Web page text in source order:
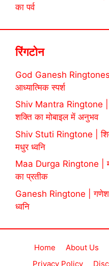
का पर्व
रिंगटोन
God Ganesh Ringtones
आध्यात्मिक स्पर्श
Shiv Mantra Ringtone |
शक्ति का मोबाइल में अनुभव
Shiv Stuti Ringtone | शिव
मधुर ध्वनि
Maa Durga Ringtone |
का प्रतीक
Ganesh Ringtone | गणेश
ध्वनि
Home About Us
Privacy Policy